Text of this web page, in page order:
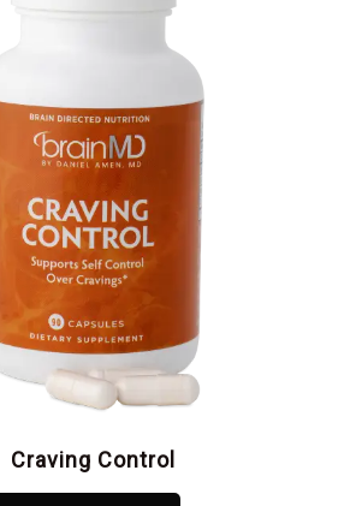
Craving Control